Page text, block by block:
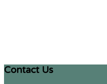
Contact Us